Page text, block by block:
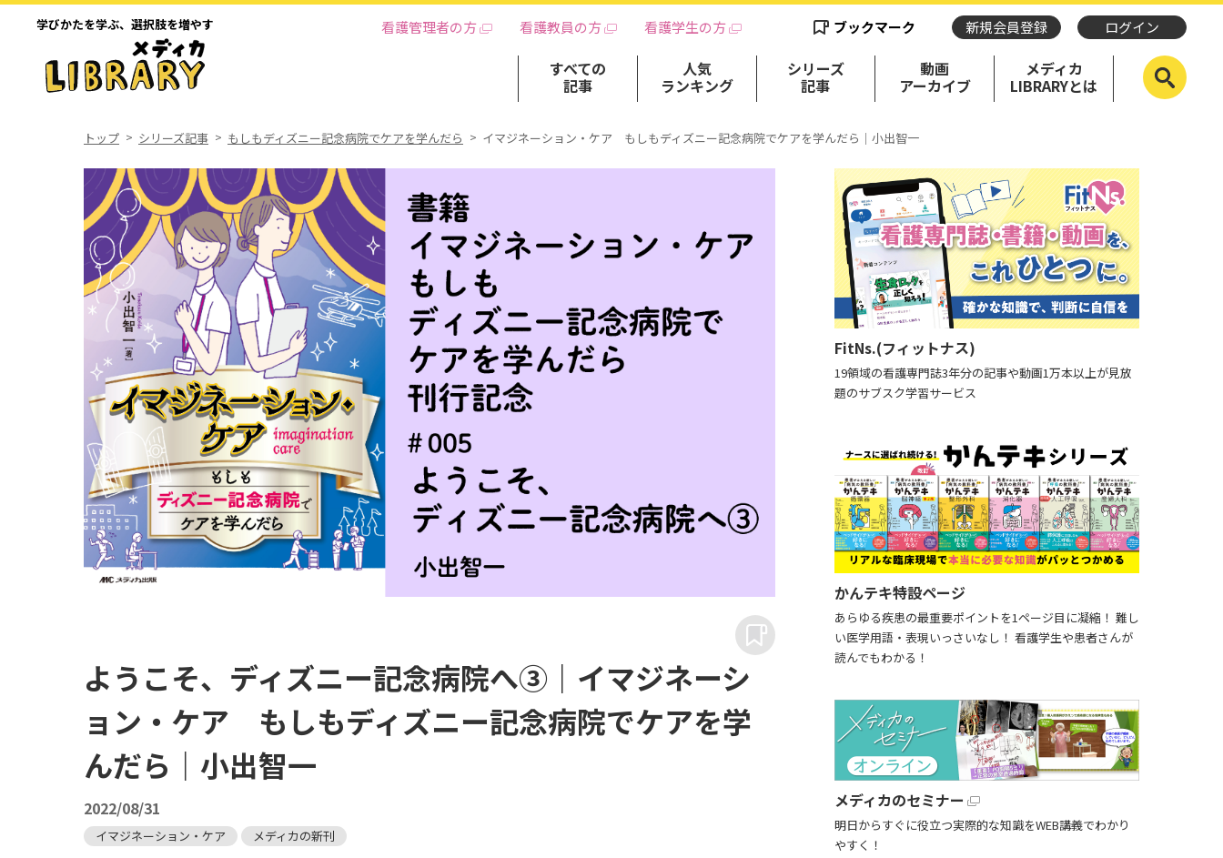
学びかたを学ぶ、 選択肢を増やす 看護管理者の方 看護教員の方 看護学生の方 ブックマーク 新規会員登録 ログイン
すべての
記事
人気
ランキング
シリーズ
記事
動画
アーカイブ
メディカ
LIBRARYとは
トップ シリーズ記事 もしもディズニー記念病院でケアを学んだら イマジネーション・ケア もしもディズニー記念病院でケアを学んだら｜小出智一
ようこそ、ディズニー記念病院へ③｜イマジネーシ
ョン・ケア もしもディズニー記念病院でケアを学
んだら｜小出智一
2022/08/31
イマジネーション・ケア メディカの新刊
FitNs.(フィットナス)
19領域の看護専門誌3年分の記事や動画1万本以上が見放
題のサブスク学習サービス
かんテキ特設ページ
あらゆる疾患の最重要ポイントを1ページ目に凝縮！ 難し
い医学用語・表現いっさいなし！ 看護学生や患者さんが
読んでもわかる！
メディカのセミナー
明日からすぐに役立つ実際的な知識をWEB講義でわかり
やすく！